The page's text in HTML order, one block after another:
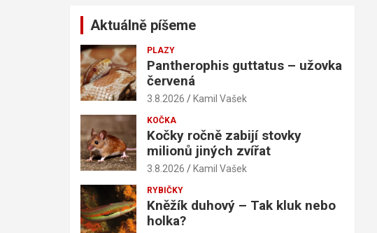
Aktuálně píšeme
PLAZY
Pantherophis guttatus – užovka
červená
3.8.2026 Kamil Vašek
KOČKA
Kočky ročně zabijí stovky
milionů jiných zvířat
3.8.2026 Kamil Vašek
RYBIČKY
Kněžík duhový – Tak kluk nebo
holka?